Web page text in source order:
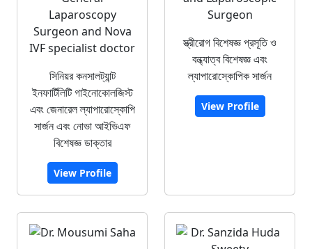
Laparoscopy
Surgeon and Nova
IVF specialist doctor
সিনিয়র কনসালট্যান্ট
ইনফার্টিলিটি গাইনোকোলজিস্ট
এবং জেনারেল ল্যাপারোস্কোপি
সার্জন এবং নোভা আইভিএফ
বিশেষজ্ঞ ডাক্তার
View Profile
Surgeon
স্ত্রীরোগ বিশেষজ্ঞ প্রসূতি ও
বন্ধ্যাত্ব বিশেষজ্ঞ এবং
ল্যাপারোস্কোপিক সার্জন
View Profile